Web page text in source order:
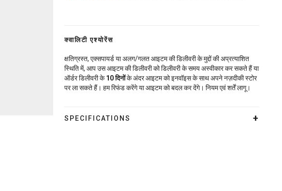
क्वालिटी एश्योरेंस
क्षतिग्रस्त, एक्सपायर्ड या अलग/गलत आइटम की डिलीवरी के मुद्दों की अप्रत्याशित
स्थिति में, आप उस आइटम की डिलीवरी को डिलीवरी के समय अस्वीकार कर सकते हैं या
ऑर्डर डिलीवरी के 10दिनोंके अंदर आइटम को इनवॉइस के साथ अपने नज़दीकी स्टोर
पर ला सकते हैं। हम रिफंड करेंगे या आइटम को बदल कर देंगे। नियम एवं शर्तें लागू।
SPECIFICATIONS